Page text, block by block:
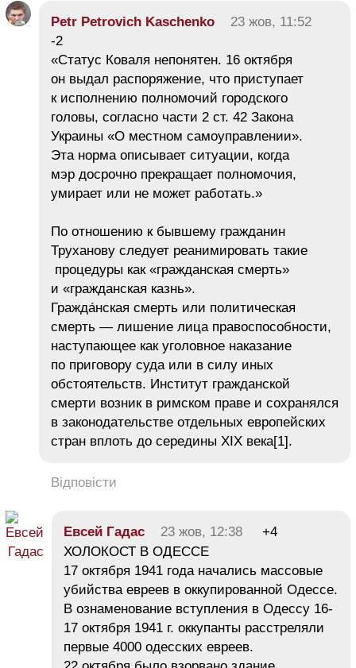
Petr Petrovich Kaschenko
23 жов, 11:52
-2
«Статус Коваля непонятен. 16 октября
он выдал распоряжение, что приступает
к исполнению полномочий городского
головы, согласно части 2 ст. 42 Закона
Украины «О местном самоуправлении».
Эта норма описывает ситуации, когда
мэр досрочно прекращает полномочия,
умирает или не может работать.»
По отношению к бывшему гражданин
Труханову следует реанимировать такие
процедуры как «гражданская смерть»
и «гражданская казнь».
Гражда́нская смерть или политическая
смерть — лишение лица правоспособности,
наступающее как уголовное наказание
по приговору суда или в силу иных
обстоятельств. Институт гражданской
смерти возник в римском праве и сохранялся
в законодательстве отдельных европейских
стран вплоть до середины XIX века[1].
Відповісти
Евсей Гадас 23 жов, 12:38
+4
ХОЛОКОСТ В ОДЕССЕ
17 октября 1941 года начались массовые
убийства евреев в оккупированной Одессе.
В ознаменование вступления в Одессу 16-
17 октября 1941 г. оккупанты расстреляли
первые 4000 одесских евреев.